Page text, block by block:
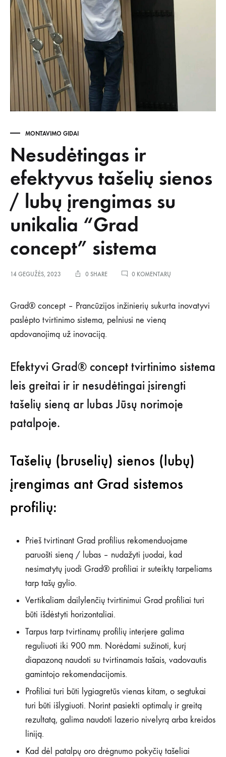
MONTAVIMO GIDAI
Nesudėtingas ir
efektyvus tašelių sienos
/ lubų įrengimas su
unikalia “Grad
concept” sistema
14 GEGUŽĖS, 2023 0 SHARE 0 KOMENTARŲ
TAŠELIŲ
UNIKALIA
CONCEPT”
SISTEMA
Grad® concept – Prancūzijos inžinierių sukurta inovatyvi
paslėpto tvirtinimo sistema, pelniusi ne vieną
apdovanojimą už inovaciją.
Efektyvi Grad® concept tvirtinimo sistema
leis greitai ir ir nesudėtingai įsirengti
tašelių sieną ar lubas Jūsų norimoje
patalpoje.
Tašelių (bruselių) sienos (lubų)
įrengimas ant Grad sistemos
profilių:
Prieš tvirtinant Grad profilius rekomenduojame
paruošti sieną / lubas – nudažyti juodai, kad
nesimatytų juodi Grad® profiliai ir suteiktų tarpeliams
tarp tašų gylio.
Vertikaliam dailylenčių tvirtinimui Grad profiliai turi
būti išdėstyti horizontaliai.
Tarpus tarp tvirtinamų profilių interjere galima
reguliuoti iki 900 mm. Norėdami sužinoti, kurį
diapazoną naudoti su tvirtinamais tašais, vadovautis
gamintojo rekomendacijomis.
Profiliai turi būti lygiagretūs vienas kitam, o segtukai
turi būti išlygiuoti. Norint pasiekti optimalų ir greitą
rezultatą, galima naudoti lazerio nivelyrą arba kreidos
liniją.
Kad dėl patalpų oro drėgnumo pokyčių tašeliai